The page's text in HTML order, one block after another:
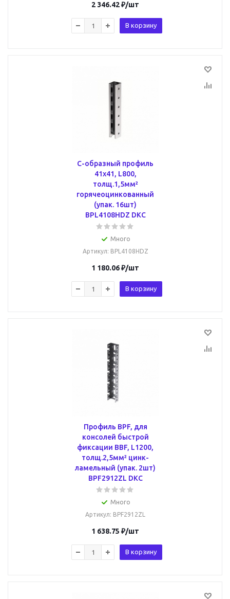
2 346.42₽/шт
В корзину
С-образный профиль
41х41, L800,
толщ.1,5мм²
горячеоцинкованный
(упак. 16шт)
BPL4108HDZ DKC
Много
Артикул: BPL4108HDZ
1 180.06₽/шт
В корзину
Профиль BPF, для
консолей быстрой
фиксации BBF, L1200,
толщ.2,5мм² цинк-
ламельный (упак. 2шт)
BPF2912ZL DKC
Много
Артикул: BPF2912ZL
1 638.75 ₽/шт
В корзину